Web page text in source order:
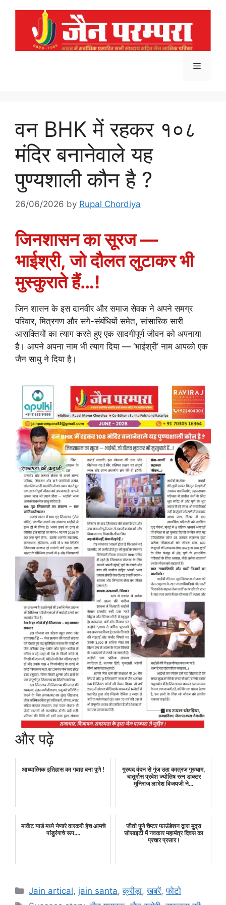
Menu
वन BHK में रहकर १०८
मंदिर बनानेवाले यह
पुण्यशाली कौन है ?
26/06/2026 by Rupal Chordiya
जिनशासन का सूरज —
भाईश्री, जो दौलत लुटाकर भी
मुस्कुराते हैं…!
जिन शासन के इस दानवीर और समाज सेवक ने अपने समग्र
परिवार, मित्रगण और सगे-संबंधियों समेत, सांसारिक सारी
आसक्तियों का त्याग करते हुए एक सादगीपूर्ण जीवन को अपनाया
है। आपने अपना नाम भी त्याग दिया — ‘भाईश्री’ नाम आपको एक
जैन साधु ने दिया है।
और पढ़े
आध्यात्मिक इतिहास का गवाह बना पुणे !
गुरुपद वंदन से गुंज उठा कात्रज गुरुधाम,
चातुर्मास प्रवेश ज्योतिष रत्न डाक्टर
मुनिराज लाभेश विजयजी ने...
मार्केट यार्ड मध्ये येणारे वारकरी हेच आमचे
पांडुरंगाचे रूप....
जीतो पुणे चैप्टर फाउंडेशन द्वारा मुद्रा
सोसाइटी में नवकार महामंत्र दिवस का
प्रचार प्रसार !
Categories
Jain artical, jain santa,क्रीड़ा,खबरें,फोटो